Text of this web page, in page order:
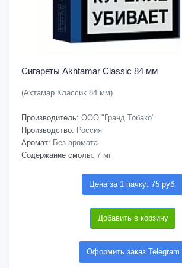
Сигареты Akhtamar Classic 84 мм
(Ахтамар Классик 84 мм)
Производитель: ООО "Гранд Тобако"
Производство: Россия
Аромат: Без аромата
Содержание смолы: 7 мг
Цена за 1 пачку: 75 руб.
Добавить в корзину
Оформить заказ Telegram